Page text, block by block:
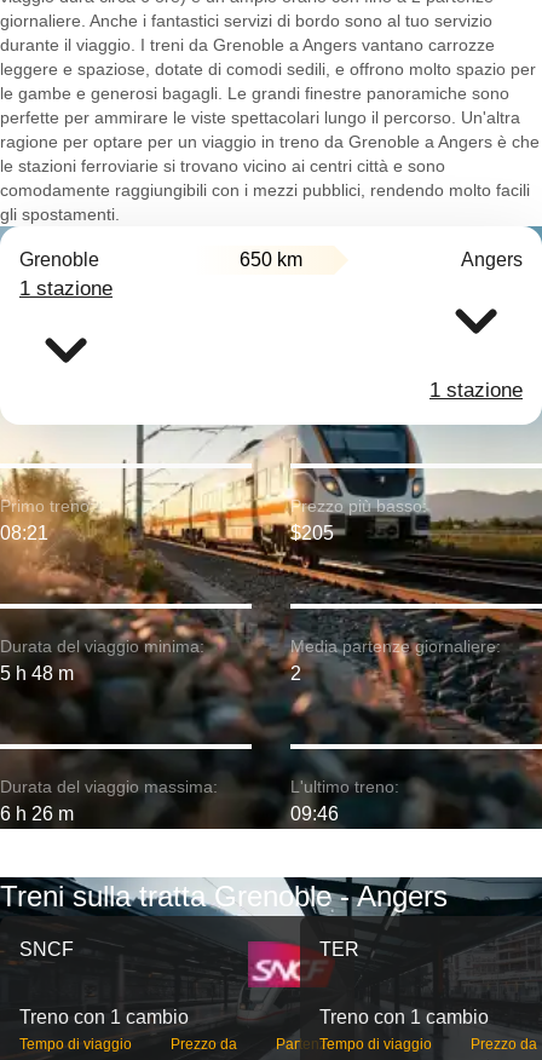
giornaliere. Anche i fantastici servizi di bordo sono al tuo servizio
durante il viaggio. I treni da Grenoble a Angers vantano carrozze
leggere e spaziose, dotate di comodi sedili, e offrono molto spazio per
le gambe e generosi bagagli. Le grandi finestre panoramiche sono
perfette per ammirare le viste spettacolari lungo il percorso. Un'altra
ragione per optare per un viaggio in treno da Grenoble a Angers è che
le stazioni ferroviarie si trovano vicino ai centri città e sono
comodamente raggiungibili con i mezzi pubblici, rendendo molto facili
gli spostamenti.
Grenoble 650 km Angers
1 stazione
1 stazione
Durata del viaggio minima:
5 h 48 m
Primo treno:
08:21
Durata del viaggio massima:
6 h 26 m
Prezzo più basso:
$205
Media partenze giornaliere:
2
L'ultimo treno:
09:46
Treni sulla tratta Grenoble - Angers
SNCF
Treno con 1 cambio
Tempo di viaggio Prezzo da Partenze
TER
Treno con 1 cambio
Tempo di viaggio Prezzo da